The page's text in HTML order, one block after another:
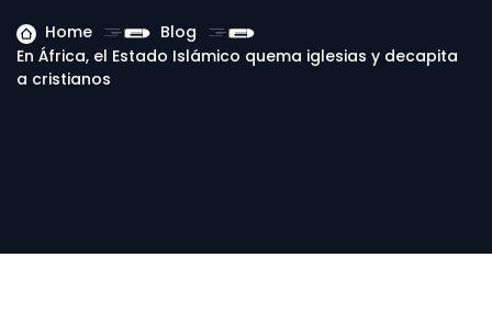
Home
Blog
En África, el Estado Islámico quema iglesias y decapita
a cristianos